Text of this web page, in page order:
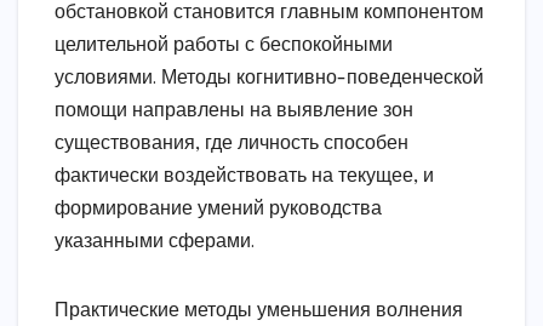
обстановкой становится главным компонентом
целительной работы с беспокойными
условиями. Методы когнитивно-поведенческой
помощи направлены на выявление зон
существования, где личность способен
фактически воздействовать на текущее, и
формирование умений руководства
указанными сферами.
Практические методы уменьшения волнения